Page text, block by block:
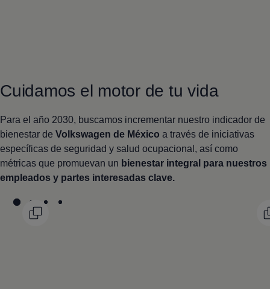
Cuidamos el motor de tu vida
Para el año 2030, buscamos incrementar nuestro indicador de
bienestar de Volkswagen de México a través de iniciativas
específicas de seguridad y salud ocupacional, así como
métricas que promuevan un bienestar integral para nuestros
empleados y partes interesadas clave.